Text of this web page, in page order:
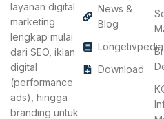
layanan digital
marketing
lengkap mulai
dari SEO, iklan
digital
(performance
ads), hingga
branding untuk
News &
Blog
Longetivpedia
Download